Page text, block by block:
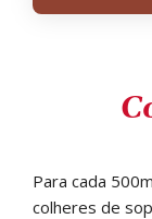
Para cada
colheres de